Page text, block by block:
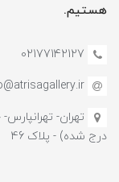
هستیم.
02177142127
تهران-
درج شده) - پلاک 46